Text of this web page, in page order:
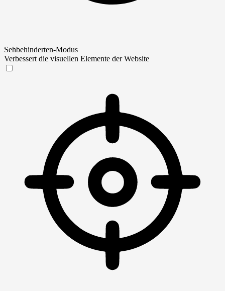
Sehbehinderten-Modus
Verbessert die visuellen Elemente der Website